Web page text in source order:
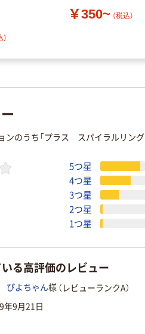
）
￥350~ （税込）
ンのうち「プラス スパイラルリング
5つ星
4つ星
3つ星
2つ星
1つ星
る高評価のレビュー
ぴよちゃん様 （レビューランクA）
年9月21日